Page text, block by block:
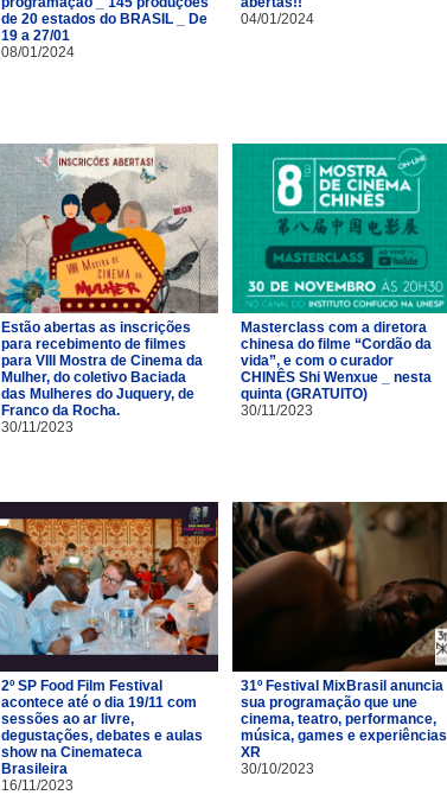
de 20 estados do BRASIL _ De
19 a 27/01
08/01/2024
04/01/2024
Estão abertas as inscrições
para recebimento de filmes
para VIII Mostra de Cinema da
Mulher, do coletivo Baciada
das Mulheres do Juquery, de
Franco da Rocha.
30/11/2023
Masterclass com a diretora
chinesa do filme “Cordão da
vida”, e com o curador
CHINÊS Shi Wenxue _ nesta
quinta (GRATUITO)
30/11/2023
2º SP Food Film Festival
acontece até o dia 19/11 com
sessões ao ar livre,
degustações, debates e aulas
show na Cinemateca
Brasileira
16/11/2023
31º Festival MixBrasil anuncia
sua programação que une
cinema, teatro, performance,
música, games e experiências
XR
30/10/2023